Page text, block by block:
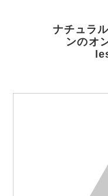
ナチュラ
ンのオ